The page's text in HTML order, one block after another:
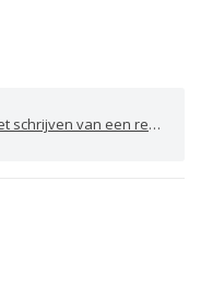
van een review